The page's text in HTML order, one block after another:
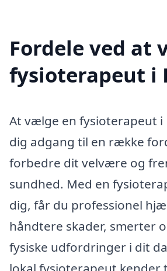
Fordele ved at
fysioterapeut i
At vælge en fysioterapeut i
dig adgang til en række
forbedre dit velvære og
sundhed. Med en
dig, får du professionel
håndtere skader, smerter
fysiske udfordringer i dit